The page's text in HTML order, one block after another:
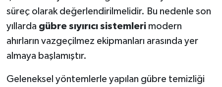
süreç olarak değerlendirilmelidir. Bu nedenle son
yıllarda gübre sıyırıcı sistemlerimodern
ahırların vazgeçilmez ekipmanları arasında yer
almaya başlamıştır.
Geleneksel yöntemlerle yapılan gübre temizliği